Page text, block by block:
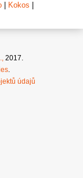
Kokos
2017.
.
údajů